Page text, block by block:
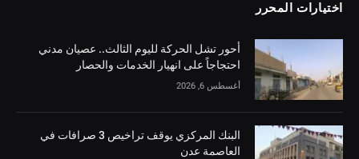
اختيارات المحرر
أحور تشل الحركة لليوم الثالث.. عصيان مدني
احتجاجاً على انهيار الخدمات والحصار
أغسطس 6, 2026
البنك المركزي يوقف تراخيص 3 صرافات في
العاصمة عدن